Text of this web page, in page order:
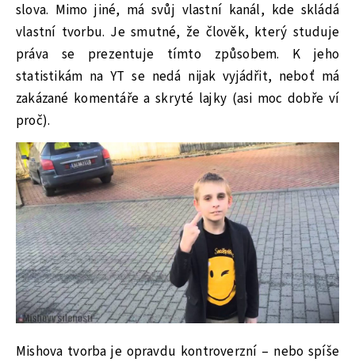
slova. Mimo jiné, má svůj vlastní kanál, kde skládá
vlastní tvorbu. Je smutné, že člověk, který studuje
práva se prezentuje tímto způsobem. K jeho
statistikám na YT se nedá nijak vyjádřit, neboť má
zakázané komentáře a skryté lajky (asi moc dobře ví
proč).
Mishova tvorba je opravdu kontroverzní – nebo spíše